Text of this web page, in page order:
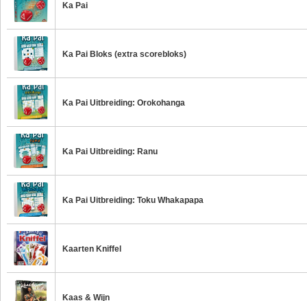
Ka Pai
Ka Pai Bloks (extra scorebloks)
Ka Pai Uitbreiding: Orokohanga
Ka Pai Uitbreiding: Ranu
Ka Pai Uitbreiding: Toku Whakapapa
Kaarten Kniffel
Kaas & Wijn